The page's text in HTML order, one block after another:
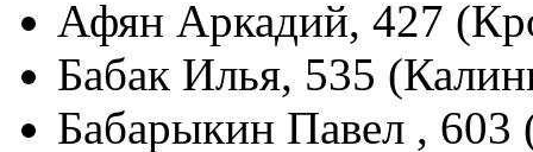
Афян Аркадий, 427
Бабак Илья, 535
Бабарыкин Павел , 603